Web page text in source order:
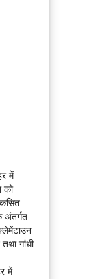
में
को
अंतर्गत
गांधी
में